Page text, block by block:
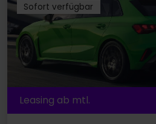
Sofort verfügbar
Leasing ab mtl.